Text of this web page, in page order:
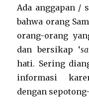
Ada anggapan /
bahwa orang
orang-orang
dan bersikap ‘
hati. Sering
informasi
dengan